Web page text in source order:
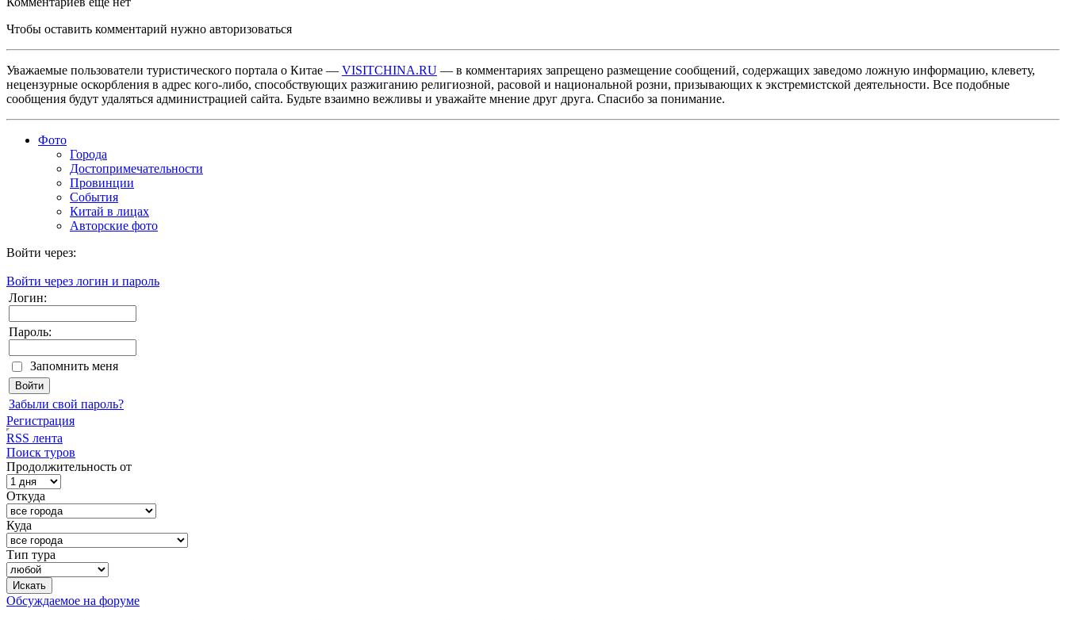
Чтобы оставить комментарий нужно авторизоваться
Уважаемые пользователи туристического портала о Китае — VISITCHINA.RU — в комментариях запрещено размещение сообщений, содержащих заведомо ложную информацию, клевету,
нецензурные оскорбления в адрес кого-либо, способствующих разжиганию религиозной, расовой и национальной розни, призывающих к экстремистской деятельности. Все подобные
сообщения будут удаляться администрацией сайта. Будьте взаимно вежливы и уважайте мнение друг друга. Спасибо за понимание.
Фото
Города
Достопримечательности
Провинции
События
Китай в лицах
Авторские фото
Войти через:
Войти через логин и пароль
Логин:
Пароль:
Запомнить меня
Забыли свой пароль?
Регистрация
RSS лента
Поиск туров
Продолжительность от
Откуда
Куда
Тип тура
Обсуждаемое на форуме